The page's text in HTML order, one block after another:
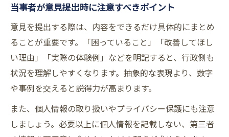
当事者が意見提出時に注意すべきポイント
意見を提出する際は、内容をできるだけ具体的にまとめ
ることが重要です。「困っていること」「改善してほし
い理由」「実際の体験例」などを明記すると、行政側も
状況を理解しやすくなります。抽象的な表現より、数字
や事例を交えると説得力が高まります。
また、個人情報の取り扱いやプライバシー保護にも注意
しましょう。必要以上に個人情報を記載しない、第三者